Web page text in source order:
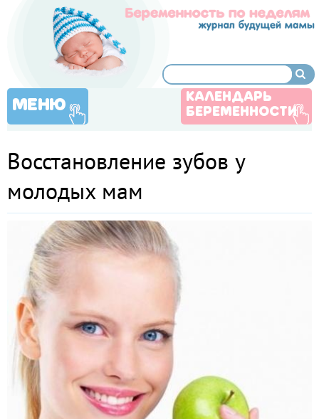
МЕНЮ
КАЛЕНДАРЬ
БЕРЕМЕННОСТИ
Восстановление зубов у
молодых мам